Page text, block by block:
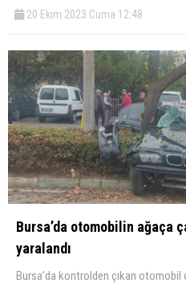
20 Ekim 2023 Cuma 12:48
Bursa’da otomobilin ağaça
yaralandı
Bursa’da kontrolden çıkan